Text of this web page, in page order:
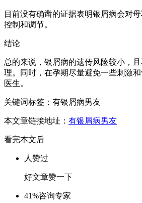
目前没有确凿的证据表明银屑病会对
控制和调节。
结论
总的来说，银屑病的遗传风险较小，
理。同时，在孕期尽量避免一些刺激
医生。
关键词标签：有银屑病男友
本文章链接地址： 有银屑病男友
看完本文后
人赞过
好文章赞一下
41%咨询专家